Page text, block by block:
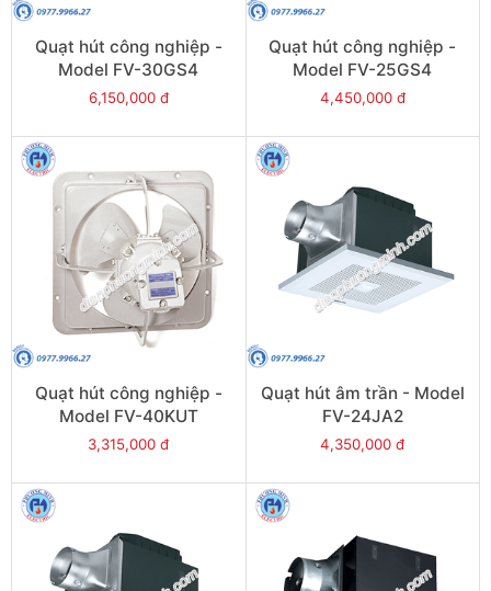
Quạt hút công nghiệp -
Model FV-30GS4
6,150,000 đ
Quạt hút công nghiệp -
Model FV-25GS4
4,450,000 đ
Quạt hút công nghiệp -
Model FV-40KUT
3,315,000 đ
Quạt hút âm trần - Model
FV-24JA2
4,350,000 đ